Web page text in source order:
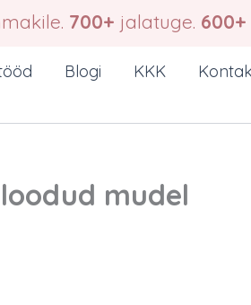
700+ jalatuge. 600+
Blogi KKK
mudel